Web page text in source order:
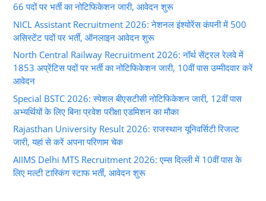
66 पदों पर भर्ती का नोटिफिकेशन जारी, आवेदन शुरू
NICL Assistant Recruitment 2026: नेशनल इंश्योरेंस कंपनी में 500
असिस्टेंट पदों पर भर्ती, ऑनलाइन आवेदन शुरू
North Central Railway Recruitment 2026: नॉर्थ सेंट्रल रेलवे में
1853 अप्रेंटिस पदों पर भर्ती का नोटिफिकेशन जारी, 10वीं पास उम्मीदवार करें
आवेदन
Special BSTC 2026: स्पेशल बीएसटीसी नोटिफिकेशन जारी, 12वीं पास
अभ्यर्थियों के लिए बिना प्रवेश परीक्षा एडमिशन का मौका
Rajasthan University Result 2026: राजस्थान यूनिवर्सिटी रिजल्ट
जारी, यहां से करें अपना परिणाम चेक
AIIMS Delhi MTS Recruitment 2026: एम्स दिल्ली में 10वीं पास के
लिए मल्टी टास्किंग स्टाफ भर्ती, आवेदन शुरू